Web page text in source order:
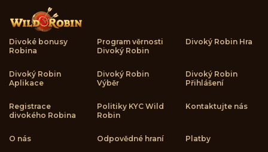
Divoké bonusy
Robina
Program věrnosti
Divoký Robin
Divoký Robin Hra
Divoký Robin
Aplikace
Divoký Robin
Výběr
Divoký Robin
Přihlášení
Registrace
divokého Robina
Politiky KYC Wild
Robin
Kontaktujte nás
O nás Odpovědné hraní Platby